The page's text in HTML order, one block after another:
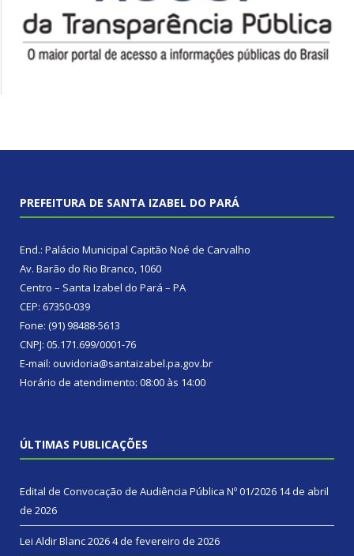
PREFEITURA DE SANTA IZABEL DO PARÁ
End.: Palácio Municipal Capitão Noé de Carvalho
Av. Barão do Rio Branco, 1060
Centro – Santa Izabel do Pará – PA
CEP: 67350-039
Fone: (91) 98488-5613
CNPJ: 05.171.699/0001-76
E-mail: ouvidoria@santaizabel.pa.gov.br
Horário de atendimento: 08:00 às 14:00
ÚLTIMAS PUBLICAÇÕES
Edital de Convocação de Audiência Pública Nº 01/2026 14 de abril
de 2026
Lei Aldir Blanc 20264 de fevereiro de 2026